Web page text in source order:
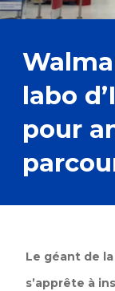
labo
pour
Le géant de
s’apprête à